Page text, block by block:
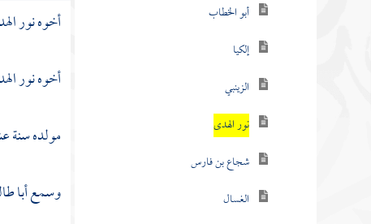
أبو الخطاب
إلكيا
الزينبي
نور الهدى
شجاع بن فارس
الغسال
أخوه نور
أخوه نور
مولده سنة
وسمعأبا